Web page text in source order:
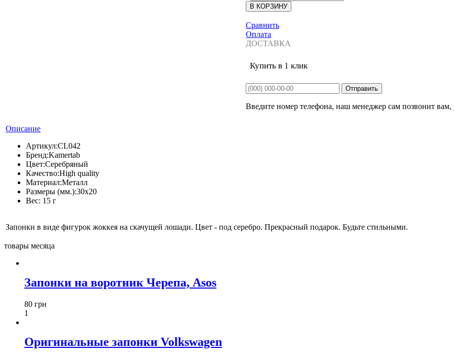
Сравнить
Оплата
ДОСТАВКА
Купить в 1 клик
Введите номер телефона, наш менеджер сам позвонит вам,
Описание
Артикул:CL042
Бренд:Kamertab
Цвет:Серебряный
Качество:High quality
Материал:Металл
Размеры (мм.):30x20
Вес: 15 г
Запонки в виде фигурок жоккея на скачущей лошади. Цвет - под серебро. Прекрасный подарок. Будьте стильными.
товары месяца
Запонки на воротник Черепа, Asos
80 грн
1
Оригинальные запонки Volkswagen